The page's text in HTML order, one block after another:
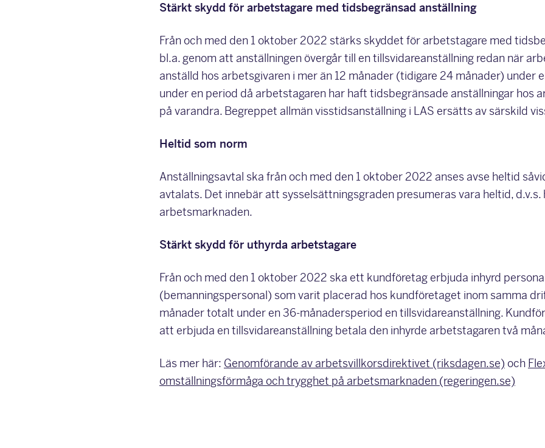
Stärkt skydd för arbetstagare med tidsbegränsad anställning
Från och med den 1 oktober 2022 stärks skyddet för arbetstagare med
bl.a. genom att anställningen övergår till en tillsvidareanställning redan när
anställd hos arbetsgivaren i mer än 12 månader (tidigare 24 månader) under
under en period då arbetstagaren har haft tidsbegränsade anställningar hos
på varandra. Begreppet allmän visstidsanställning i LAS ersätts av särskild
Heltid som norm
Anställningsavtal ska från och med den 1 oktober 2022 anses avse heltid
avtalats. Det innebär att sysselsättningsgraden presumeras vara heltid,
arbetsmarknaden.
Stärkt skydd för uthyrda arbetstagare
Från och med den 1 oktober 2022 ska ett kundföretag erbjuda inhyrd
(bemanningspersonal) som varit placerad hos kundföretaget inom samma
månader totalt under en 36-månadersperiod en tillsvidareanställning.
att erbjuda en tillsvidareanställning betala den inhyrde arbetstagaren två
Läs mer här: Genomförande av arbetsvillkorsdirektivet (riksdagen.se) och
omställningsförmåga och trygghet på arbetsmarknaden (regeringen.se)